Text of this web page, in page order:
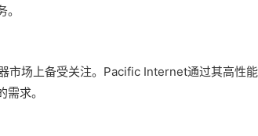
市场上备受关注。Pacific Internet通过其高性
求。